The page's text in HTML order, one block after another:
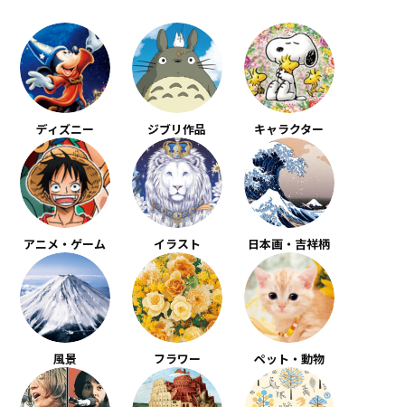
ディズニー ジブリ作品 キャラクター
アニメ・ゲーム イラスト 日本画・吉祥柄
風景 フラワー ペット・動物